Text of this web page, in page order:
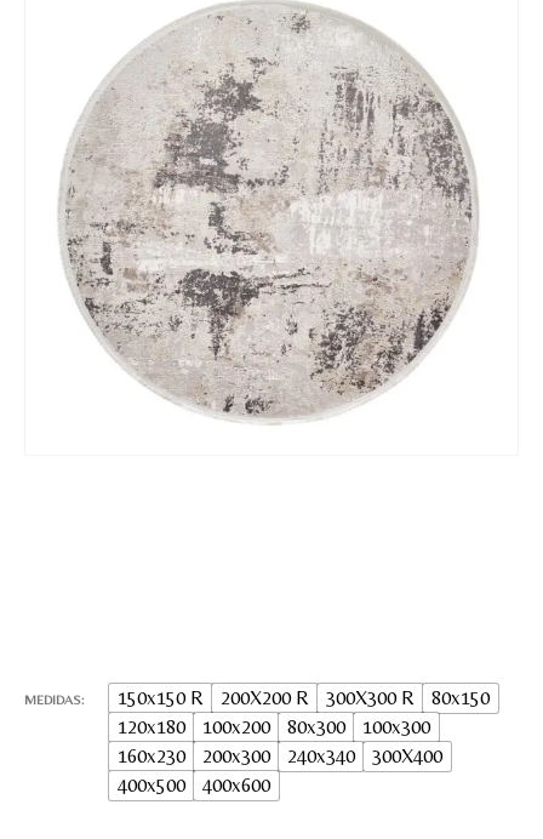
MEDIDAS 150x150 R 200X200 R 300X300 R
80x150
120x180
100x200 80x300
100x300
160x230
200x300 240x340
300X400
400x500
400x600
Teléfono
Correo electronico